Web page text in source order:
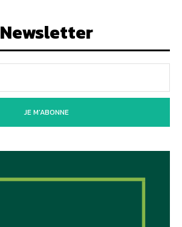
Newsletter
JE M'ABONNE